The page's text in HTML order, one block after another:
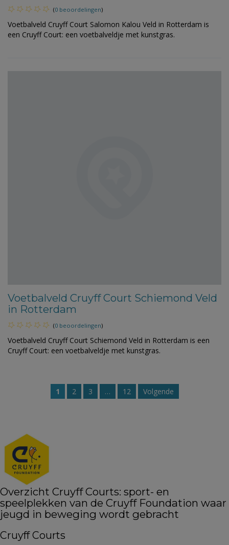
(0 beoordelingen)
Voetbalveld Cruyff Court Salomon Kalou Veld in Rotterdam is
een Cruyff Court: een voetbalveldje met kunstgras.
Voetbalveld Cruyff Court Schiemond Veld
in Rotterdam
(0 beoordelingen)
Voetbalveld Cruyff Court Schiemond Veld in Rotterdam is een
Cruyff Court: een voetbalveldje met kunstgras.
1 2 3 … 12 Volgende
Overzicht Cruyff Courts: sport- en
speelplekken van de Cruyff Foundation waar
jeugd in beweging wordt gebracht
Cruyff Courts